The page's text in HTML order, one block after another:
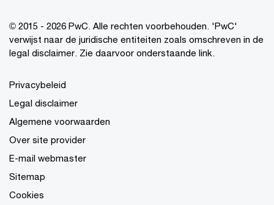
© 2015 - 2026 PwC. Alle rechten voorbehouden. 'PwC'
verwijst naar de juridische entiteiten zoals omschreven in de
legal disclaimer. Zie daarvoor onderstaande link.
Privacybeleid
Legal disclaimer
Algemene voorwaarden
Over site provider
E-mail webmaster
Sitemap
Cookies